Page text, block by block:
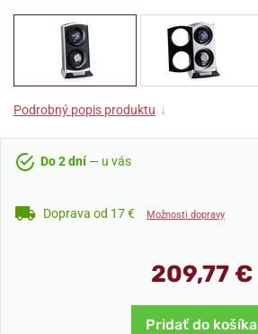
Podrobný popis produktu ↓
Do 2 dní— u vás
Doprava od 17 € Možnosti dopravy
209,77 €
Pridať do košíka